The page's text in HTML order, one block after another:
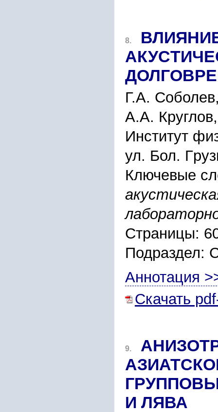
8.
Г.А.
А.А.
Инcтитут
ул. Бол.
Ключевые
Страницы:
Аннотация
Скачать
9.
И ЛЯВА